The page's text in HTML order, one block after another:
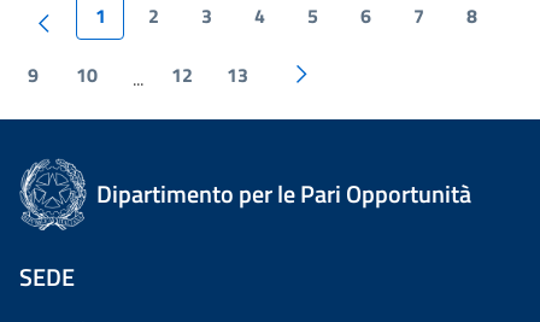
1 2 3 4 5 6 7 8
9 10 ... 12 13
Dipartimento per le Pari Opportunità
SEDE